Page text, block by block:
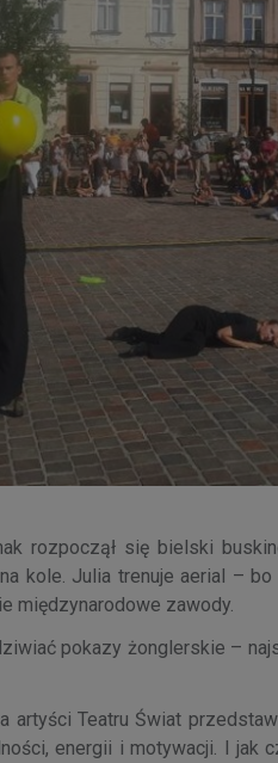
rozpoczął się bielski
kole. Julia trenuje aerial –
międzynarodowe zawody.
pokazy żonglerskie –
artyści Teatru Świat
energii i motywacji. I jak